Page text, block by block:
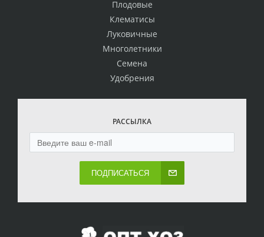
Плодовые
Клематисы
Луковичные
Многолетники
Семена
Удобрения
РАССЫЛКА
ПОДПИСАТЬСЯ